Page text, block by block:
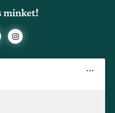
minket!
I
n
s